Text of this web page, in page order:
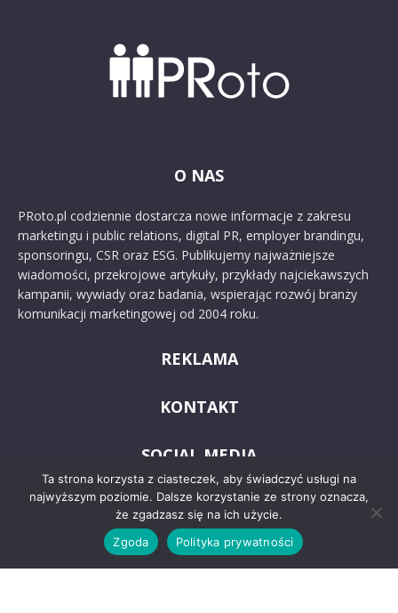
O NAS
PRoto.pl codziennie dostarcza nowe informacje z zakresu
marketingu i public relations, digital PR, employer brandingu,
sponsoringu, CSR oraz ESG. Publikujemy najważniejsze
wiadomości, przekrojowe artykuły, przykłady najciekawszych
kampanii, wywiady oraz badania, wspierając rozwój branży
komunikacji marketingowej od 2004 roku.
REKLAMA
KONTAKT
SOCIAL MEDIA
Ta strona korzysta z ciasteczek, aby świadczyć usługi na
najwyższym poziomie. Dalsze korzystanie ze strony oznacza,
że zgadzasz się na ich użycie.
Zgoda
Polityka prywatności